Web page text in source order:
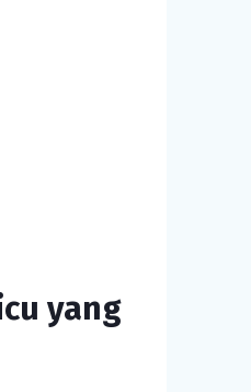
yang